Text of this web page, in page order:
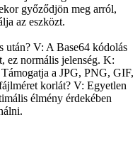
győződjön meg arról,
az eszközt.
V: A Base64 kódolás
ez normális jelenség. K:
a JPG, PNG, GIF,
korlát? V: Egyetlen
élmény érdekében